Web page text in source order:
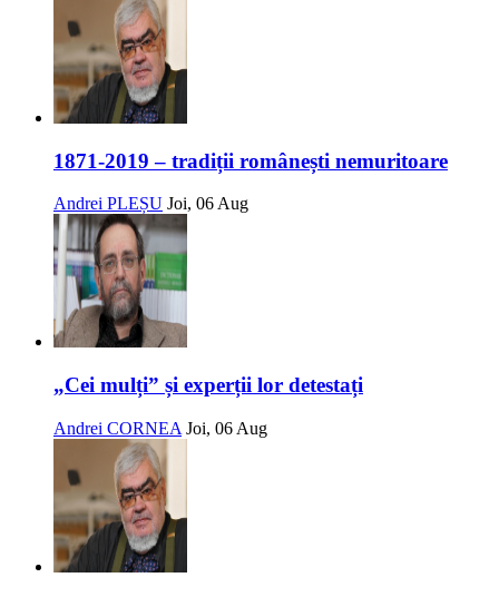
1871-2019 – tradiții românești nemuritoare
Andrei PLEȘU Joi, 06 Aug
„Cei mulți” și experții lor detestați
Andrei CORNEA Joi, 06 Aug